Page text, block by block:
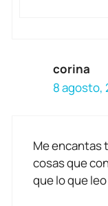
corina
8 agosto,
Me encantas
cosas que
que lo que